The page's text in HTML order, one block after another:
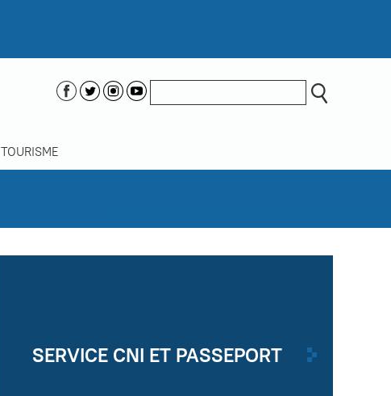
TOURISME
SERVICE CNI ET PASSEPORT